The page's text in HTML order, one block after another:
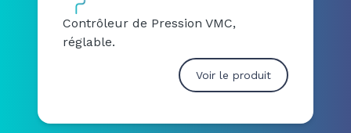
Contrôleur de Pression VMC,
réglable.
Voir le produit